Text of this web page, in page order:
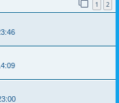
1 2